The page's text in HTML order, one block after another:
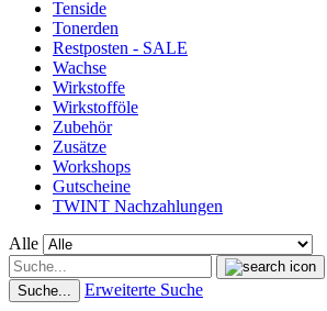
Tenside
Tonerden
Restposten - SALE
Wachse
Wirkstoffe
Wirkstofföle
Zubehör
Zusätze
Workshops
Gutscheine
TWINT Nachzahlungen
Alle
Suche... Erweiterte Suche